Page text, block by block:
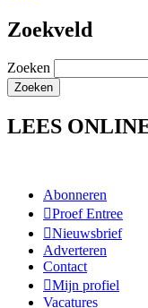
Zoekveld
Zoeken
LEES
Abonneren
Proef Entree
Nieuwsbrief
Adverteren
Contact
Mijn profiel
Vacatures